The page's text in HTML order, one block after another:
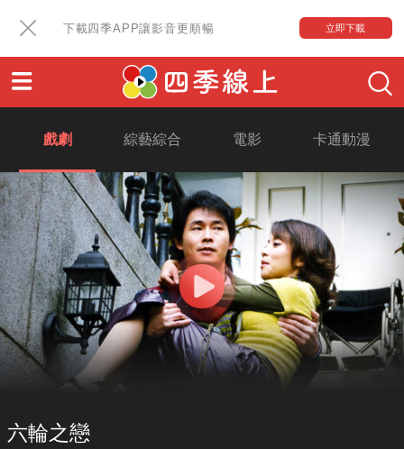
下載四季APP讓影音更順暢 立即下載
戲劇 綜藝綜合 電影 卡通動漫
六輪之戀